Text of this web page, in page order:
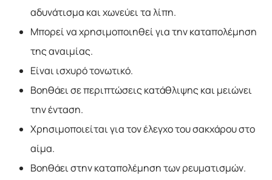
αδυνάτισμα και χωνεύει τα λίπη.
Μπορεί να χρησιμοποιηθεί για την καταπολέμηση
της αναιμίας.
Είναι ισχυρό τονωτικό.
Βοηθάει σε περιπτώσεις κατάθλιψης και μειώνει
την ένταση.
Χρησιμοποιείται για τον έλεγχο του σακχάρου στο
αίμα.
Βοηθάει στην καταπολέμηση των ρευματισμών.